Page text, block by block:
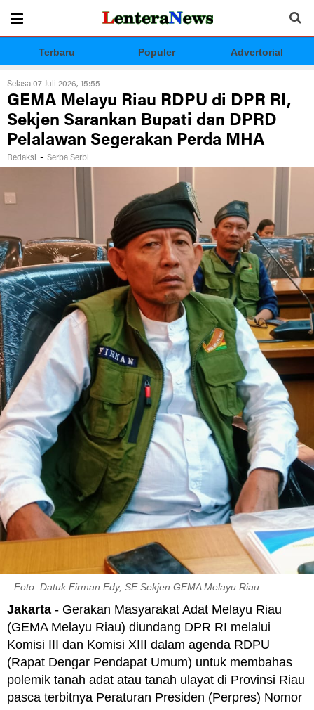
Terbaru Populer Advertorial
Selasa 07 Juli 2026, 15:55
GEMA Melayu Riau RDPU di DPR RI,
Sekjen Sarankan Bupati dan DPRD
Pelalawan Segerakan Perda MHA
Redaksi - Serba Serbi
Foto: Datuk Firman Edy, SE Sekjen GEMA Melayu Riau
Jakarta - Gerakan Masyarakat Adat Melayu Riau
(GEMA Melayu Riau) diundang DPR RI melalui
Komisi III dan Komisi XIII dalam agenda RDPU
(Rapat Dengar Pendapat Umum) untuk membahas
polemik tanah adat atau tanah ulayat di Provinsi Riau
pasca terbitnya Peraturan Presiden (Perpres) Nomor